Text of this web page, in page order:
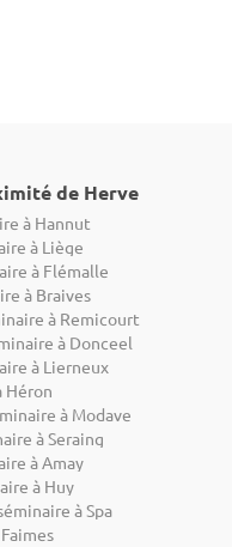
de Herve
à Hannut
à Liège
à Flémalle
à Braives
à Remicourt
à Donceel
à Lierneux
Héron
à Modave
à Seraing
à Amay
à Huy
à Spa